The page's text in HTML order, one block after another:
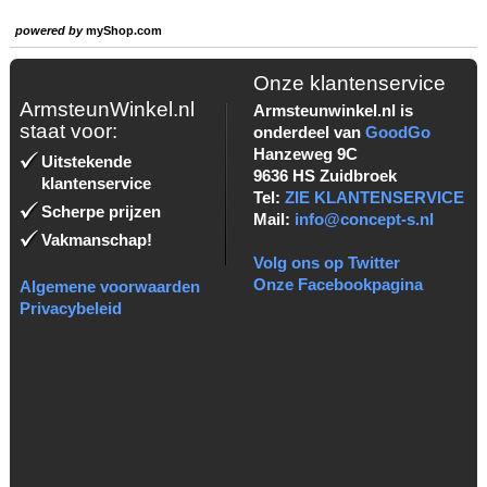
powered bymyShop.com
ArmsteunWinkel.nl
staat voor:
Uitstekende
klantenservice
Scherpe prijzen
Vakmanschap!
Algemene voorwaarden
Privacybeleid
Onze klantenservice
Armsteunwinkel.nl is
onderdeel van GoodGo
Hanzeweg 9C
9636 HS Zuidbroek
Tel: ZIE KLANTENSERVICE
Mail: info@concept-s.nl
Volg ons op Twitter
Onze Facebookpagina